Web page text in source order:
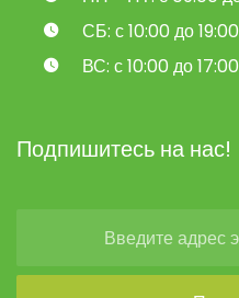
СБ: с 10:00 до 19:00
ВС: с 10:00 до 17:00
Подпишитесь на нас!